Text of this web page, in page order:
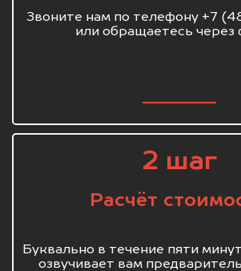
Звоните нам по телефону +7
или обращаетесь через
2 шаг
Расчёт
Буквально в течение пяти
озвучивает вам